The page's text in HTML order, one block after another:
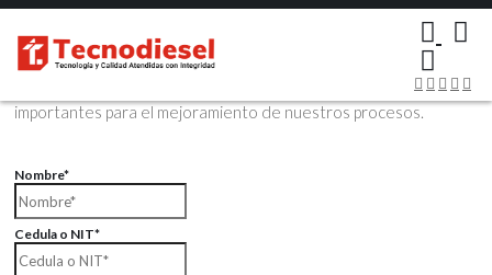
Contáctenos Vía Email
Envíenos sus datos con sus comentarios, sus opiniones son muy
importantes para el mejoramiento de nuestros procesos.
Nombre*
Cedula o NIT*